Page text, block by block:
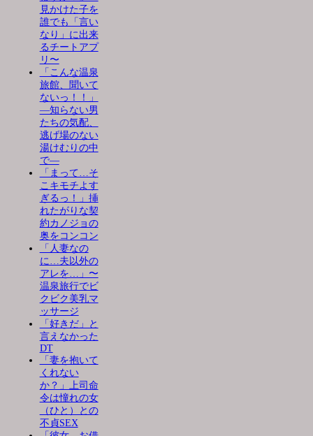
見かけた子を
誰でも「言い
なり」に出来
るチートアプ
リ〜
「こんな温泉
旅館、聞いて
ないっ！！」
―知らない男
たちの気配、
逃げ場のない
湯けむりの中
で―
「まって…そ
こキモチよす
ぎるっ！」挿
れたがりな契
約カノジョの
奥をコンコン
「人妻なの
に…夫以外の
アレを…」〜
温泉旅行でビ
クビク美乳マ
ッサージ
「好きだ」と
言えなかった
DT
「妻を抱いて
くれない
か？」上司命
令は憧れの女
（ひと）との
不貞SEX